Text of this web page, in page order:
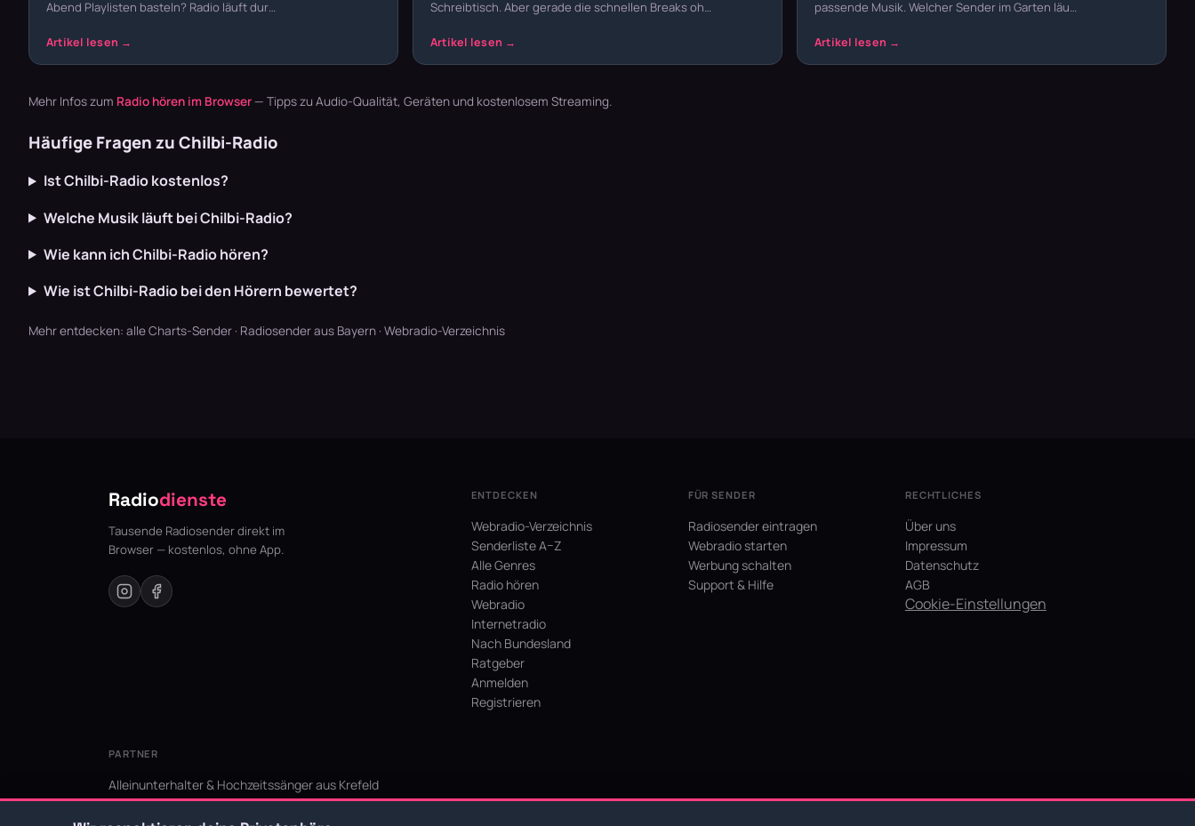
Abend Playlisten basteln? Radio läuft dur…
Schreibtisch. Aber gerade die schnellen Breaks oh…
passende Musik. Welcher Sender im Garten läu…
Mehr Infos zum Radio hören im Browser — Tipps zu Audio-Qualität, Geräten und kostenlosem Streaming.
Häufige Fragen zu Chilbi-Radio
Ist Chilbi-Radio kostenlos?
Welche Musik läuft bei Chilbi-Radio?
Wie kann ich Chilbi-Radio hören?
Wie ist Chilbi-Radio bei den Hörern bewertet?
Mehr entdecken: alle Charts-Sender · Radiosender aus Bayern · Webradio-Verzeichnis
Radiodienste
Tausende Radiosender direkt im
Browser — kostenlos, ohne App.
ENTDECKEN
Webradio-Verzeichnis
Senderliste A–Z
Alle Genres
Radio hören
Webradio
Internetradio
Nach Bundesland
Ratgeber
Anmelden
Registrieren
FÜR SENDER
Radiosender eintragen
Webradio starten
Werbung schalten
Support & Hilfe
RECHTLICHES
Über uns
Impressum
Datenschutz
AGB
Cookie-Einstellungen
PARTNER
Alleinunterhalter & Hochzeitssänger aus Krefeld
KI Niederrhein - Agentur aus Krefeld für den Niederrhein